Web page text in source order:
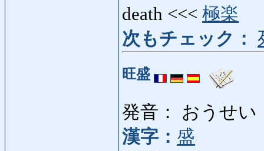
death <<< 極楽
次もチェック：
旺盛
発音： おうせい
漢字： 盛